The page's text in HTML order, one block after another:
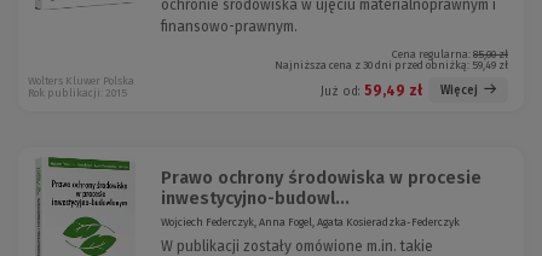
ochronie środowiska w ujęciu materialnoprawnym i
finansowo-prawnym.
Cena regularna: 85,00 zł
Najniższa cena z 30 dni przed obniżką: 59,49 zł
Już od: 59,49 zł Więcej
Wolters Kluwer Polska
Rok publikacji: 2015
Prawo ochrony środowiska w procesie
inwestycyjno-budowl...
Wojciech Federczyk, Anna Fogel, Agata Kosieradzka-Federczyk
W publikacji zostały omówione m.in. takie